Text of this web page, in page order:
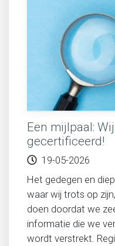
Een mijlpaal:
gecertificeerd!
19-05-2026
Het gedegen en
waar wij trots op
doen doordat we
informatie die we
wordt verstrekt.